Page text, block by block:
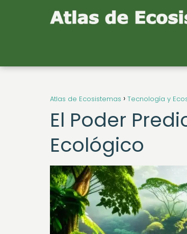
Atlas de Ecosistemas Tecnología y
El Poder
Ecológico